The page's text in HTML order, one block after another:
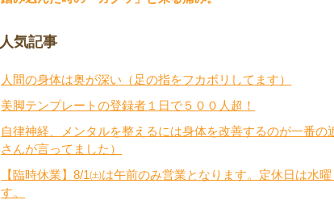
人気記事
人間の身体は奥が深い（足の指をフカボリしてます）
美脚テンプレートの登録者１日で５００人超！
自律神経、メンタルを整えるには身体を改善するのが一番
さんが言ってました）
【臨時休業】8/1㈯は午前のみ営業となります。定休日は水
す。